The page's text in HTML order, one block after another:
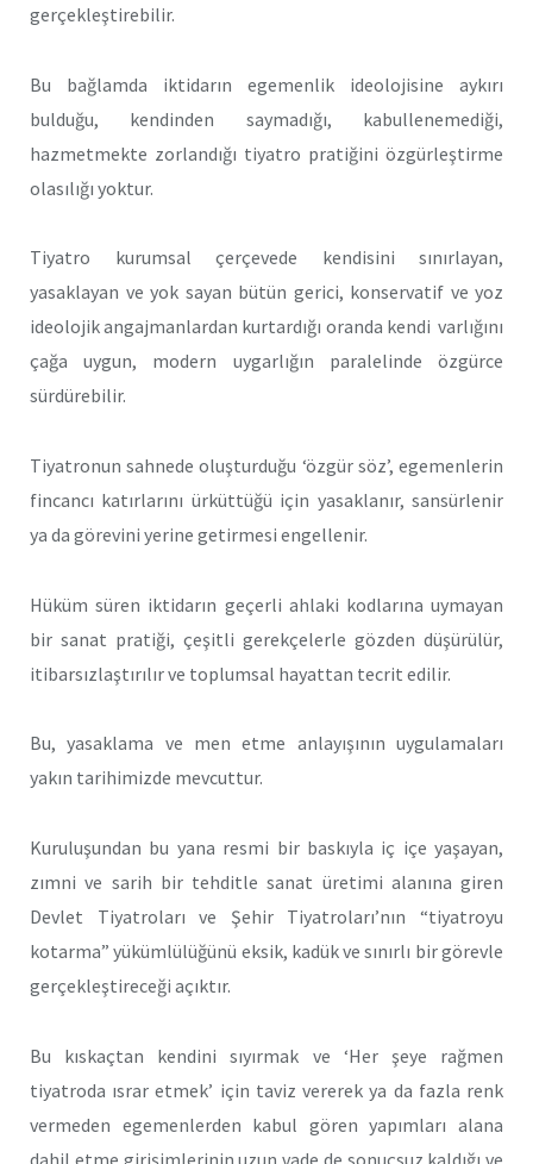
gerçekleştirebilir.
Bu bağlamda iktidarın egemenlik ideolojisine aykırı
bulduğu, kendinden saymadığı, kabullenemediği,
hazmetmekte zorlandığı tiyatro pratiğini özgürleştirme
olasılığı yoktur.
Tiyatro kurumsal çerçevede kendisini sınırlayan,
yasaklayan ve yok sayan bütün gerici, konservatif ve yoz
ideolojik angajmanlardan kurtardığı oranda kendi varlığını
çağa uygun, modern uygarlığın paralelinde özgürce
sürdürebilir.
Tiyatronun sahnede oluşturduğu ‘özgür söz’, egemenlerin
fincancı katırlarını ürküttüğü için yasaklanır, sansürlenir
ya da görevini yerine getirmesi engellenir.
Hüküm süren iktidarın geçerli ahlaki kodlarına uymayan
bir sanat pratiği, çeşitli gerekçelerle gözden düşürülür,
itibarsızlaştırılır ve toplumsal hayattan tecrit edilir.
Bu, yasaklama ve men etme anlayışının uygulamaları
yakın tarihimizde mevcuttur.
Kuruluşundan bu yana resmi bir baskıyla iç içe yaşayan,
zımni ve sarih bir tehditle sanat üretimi alanına giren
Devlet Tiyatroları ve Şehir Tiyatroları’nın “tiyatroyu
kotarma” yükümlülüğünü eksik, kadük ve sınırlı bir görevle
gerçekleştireceği açıktır.
Bu kıskaçtan kendini sıyırmak ve ‘Her şeye rağmen
tiyatroda ısrar etmek’ için taviz vererek ya da fazla renk
vermeden egemenlerden kabul gören yapımları alana
dahil etme girişimlerinin uzun vade de sonuçsuz kaldığı ve